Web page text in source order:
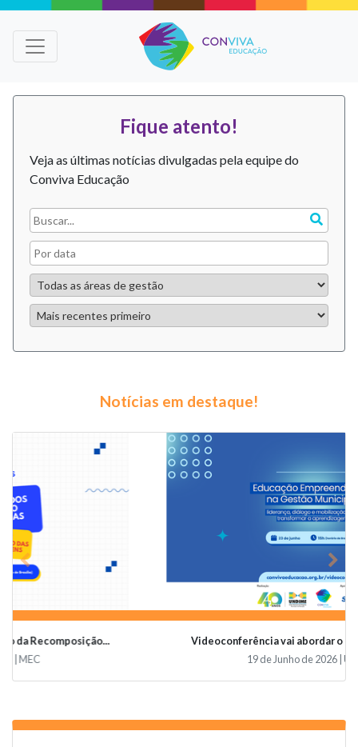
Fique atento!
Veja as últimas notícias divulgadas pela equipe do
Conviva Educação
Notícias em destaque!
Videoconferência vai abordar o papel da educaçã...
Previous